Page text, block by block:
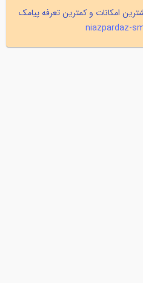
امکانات و کمترین تعرفه پیامک
niazpardaz-